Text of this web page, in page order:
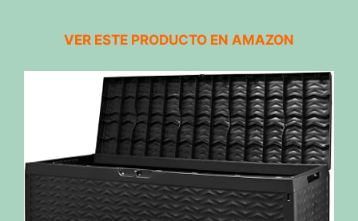
VER ESTE PRODUCTO EN AMAZON